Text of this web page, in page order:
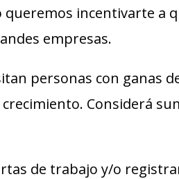
queremos incentivarte a
empresas.
personas con ganas
Considerá
de trabajo y/o